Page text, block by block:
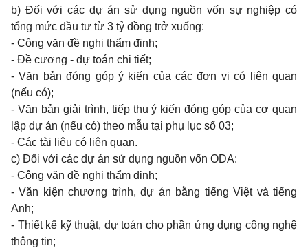
b) Đối với các dự án sử dụng nguồn vốn sự nghiệp có
tổng mức đầu tư từ 3 tỷ đồng trở xuống:
- Công văn đề nghị thẩm định;
- Đề cương - dự toán chi tiết;
- Văn bản đóng góp ý kiến của các đơn vị có liên quan
(nếu có);
- Văn bản giải trình, tiếp thu ý kiến đóng góp của cơ quan
lập dự án (nếu có) theo mẫu tại phụ lục số 03;
- Các tài liệu có liên quan.
c) Đối với các dự án sử dụng nguồn vốn ODA:
- Công văn đề nghị thẩm định;
- Văn kiện chương trình, dự án bằng tiếng Việt và tiếng
Anh;
- Thiết kế kỹ thuật, dự toán cho phần ứng dụng công nghệ
thông tin;